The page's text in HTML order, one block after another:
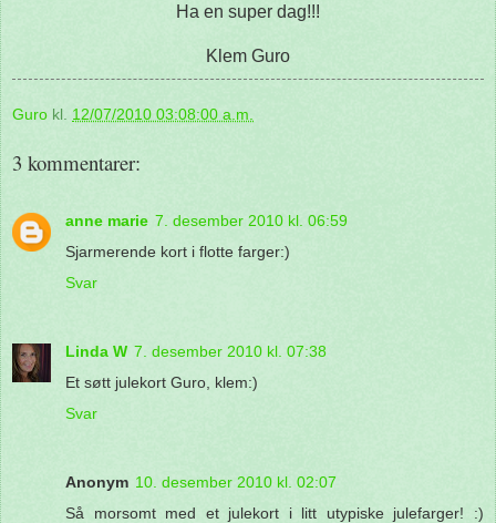
Ha en super dag!!!
Klem Guro
Guro kl. 12/07/2010 03:08:00 a.m.
3 kommentarer:
anne marie 7. desember 2010 kl. 06:59
Sjarmerende kort i flotte farger:)
Svar
Linda W 7. desember 2010 kl. 07:38
Et søtt julekort Guro, klem:)
Svar
Anonym 10. desember 2010 kl. 02:07
Så morsomt med et julekort i litt utypiske julefarger! :)